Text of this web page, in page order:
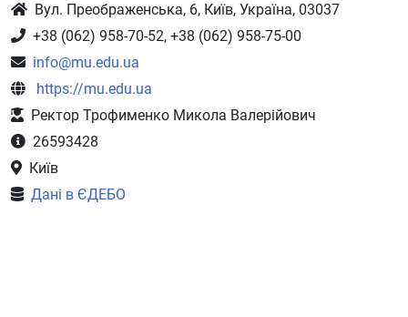
Вул. Преображенська, 6, Київ, Україна, 03037
+38 (062) 958-70-52, +38 (062) 958-75-00
info@mu.edu.ua
https://mu.edu.ua
Ректор Трофименко Микола Валерійович
26593428
Київ
Дані в ЄДЕБО